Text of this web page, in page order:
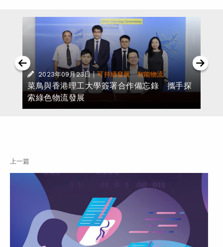
2023年09月23日 | 可持續發展·智能物流
菜鳥與香港理工大學簽署合作備忘錄 攜手探
索綠色物流發展
上一篇